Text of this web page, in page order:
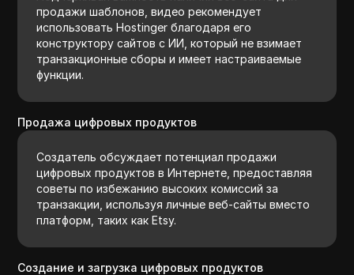
продажи шаблонов, видео рекомендует
использовать Hostinger благодаря его
конструктору сайтов с ИИ, который не взимает
транзакционные сборы и имеет настраиваемые
функции.
Продажа цифровых продуктов
Создатель обсуждает потенциал продажи
цифровых продуктов в Интернете, предоставляя
советы по избежанию высоких комиссий за
транзакции, используя личные веб-сайты вместо
платформ, таких как Etsy.
Создание и загрузка цифровых продуктов